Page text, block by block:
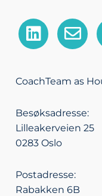
L
i
k
d
i
n
E
n
e
o
p
CoachTeam as
Besøksadresse:
Lilleakerveien 25
0283 Oslo
Postadresse:
Rabakken 6B